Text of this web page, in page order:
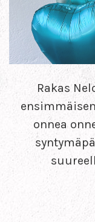
Rakas
onnea